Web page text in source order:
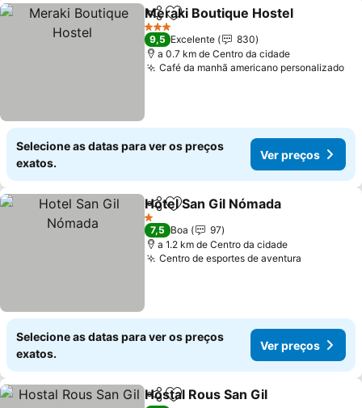
PartilharAdicionar aos favoritos
Meraki Boutique Hostel
3 Estrelas
9,5 Excelente
830
a 0.7 km de Centro da cidade
Café da manhã americano personalizado
Selecione as datas para ver os preços
exatos.
Ver preços
PartilharAdicionar aos favoritos
Hotel San Gil Nómada
1 Estrelas
7,5 Boa
97
a 1.2 km de Centro da cidade
Centro de esportes de aventura
Selecione as datas para ver os preços
exatos.
Ver preços
PartilharAdicionar aos favoritos
Hostal Rous San Gil